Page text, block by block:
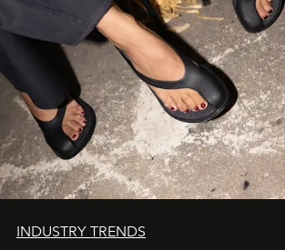
INDUSTRY TRENDS